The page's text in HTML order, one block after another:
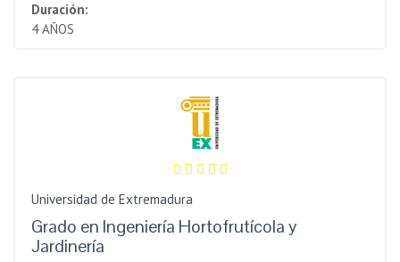
Duración:
4 AÑOS
Universidad de Extremadura
Grado en Ingeniería Hortofrutícola y
Jardinería